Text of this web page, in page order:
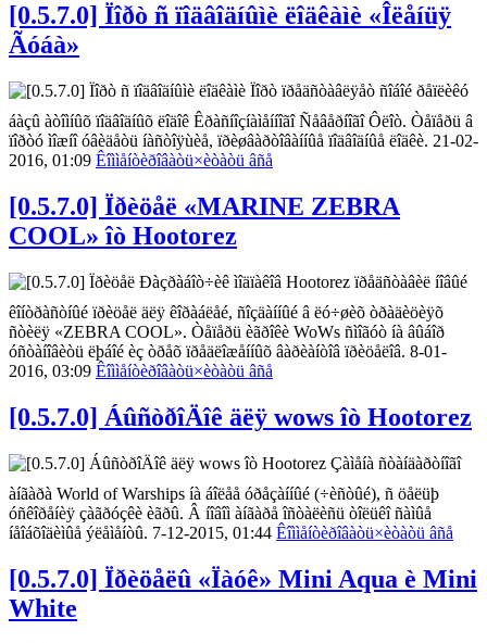
[0.5.7.0] Ïîðò ñ ïîäâîäíûìè ëîäêàìè «Îëåíüÿ
Ãóáà»
Ïîðò ïðåäñòàâëÿåò ñîáîé ðåïëèêó
áàçû àòîìíûõ ïîäâîäíûõ ëîäîê Êðàñíîçíàìåííîãî Ñåâåðíîãî Ôëîò. Òåïåðü â
ïîðòó ìîæíî óâèäåòü íàñòîÿùèå, ïðèøâàðòîâàííûå ïîäâîäíûå ëîäêè. 21-02-
2016, 01:09 Êîììåíòèðîâàòü×èòàòü âñå
[0.5.7.0] Ïðèöåë «MARINE ZEBRA
COOL» îò Hootorez
Ðàçðàáîò÷èê ìîäïàêîâ Hootorez ïðåäñòàâèë íîâûé
êîíòðàñòíûé ïðèöåë äëÿ êîðàáëåé, ñîçäàííûé â ëó÷øèõ òðàäèöèÿõ
ñòèëÿ «ZEBRA COOL». Òåïåðü èãðîêè WoWs ñìîãóò íà âûáîð
óñòàíîâèòü ëþáîé èç òðåõ ïðåäëîæåííûõ âàðèàíòîâ ïðèöåëîâ. 8-01-
2016, 03:09 Êîììåíòèðîâàòü×èòàòü âñå
[0.5.7.0] ÁûñòðîÄîê äëÿ wows îò Hootorez
Çàìåíà ñòàíäàðòíîãî
àíãàðà World of Warships íà áîëåå óðåçàííûé (÷èñòûé), ñ öåëüþ
óñêîðåíèÿ çàãðóçêè èãðû. Â íîâîì àíãàðå îñòàëèñü òîëüêî ñàìûå
íåîáõîäèìûå ýëåìåíòû. 7-12-2015, 01:44 Êîììåíòèðîâàòü×èòàòü âñå
[0.5.7.0] Ïðèöåëû «Ïàóê» Mini Aqua è Mini
White